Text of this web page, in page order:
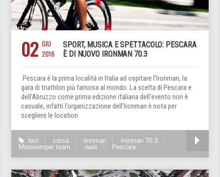
02 GIU
2016
SPORT, MUSICA E SPETTACOLO: PESCARA
È DI NUOVO IRONMAN 70.3
Pescara è la prima località in Italia ad ospitare l’Ironman, la
gara di triathlon più famosa al mondo. La scelta di Pescara e
dell’Abruzzo come prima edizione italiana dell’evento non è
casuale, infatti l’organizzazione dell’Ironman è nota per
scegliere le location
bici corsa ironman
ironman 70.3
Motasemper team
nuot Pescara